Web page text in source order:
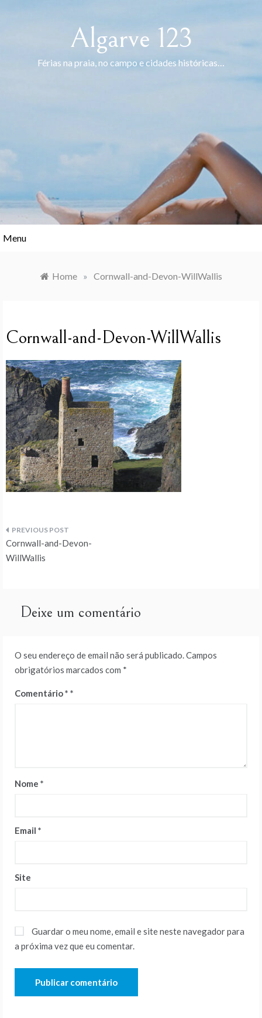
Algarve 123
Férias na praia, no campo e cidades históricas…
Menu
Home » Cornwall-and-Devon-WillWallis
Cornwall-and-Devon-WillWallis
Navegação
de
Cornwall-and-Devon-
WillWallis
Deixe um comentário
O seu endereço de email não será publicado.Campos
obrigatórios marcados com *
Comentário*
Nome *
Email *
Site
Guardar o meu nome, email e site neste navegador para
a próxima vez que eu comentar.